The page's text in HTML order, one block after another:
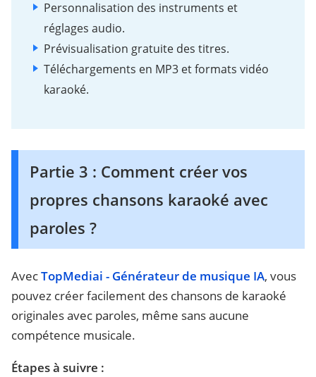
Personnalisation des instruments et
réglages audio.
Prévisualisation gratuite des titres.
Téléchargements en MP3 et formats vidéo
karaoké.
Partie 3 : Comment créer vos
propres chansons karaoké avec
paroles ?
AvecTopMediai - Générateur de musique IA, vous
pouvez créer facilement des chansons de karaoké
originales avec paroles, même sans aucune
compétence musicale.
Étapes à suivre :